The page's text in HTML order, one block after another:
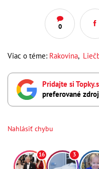
0
Viac o téme: Rakovina,
Pridajte si
preferované
Nahlásiť chybu
16 3